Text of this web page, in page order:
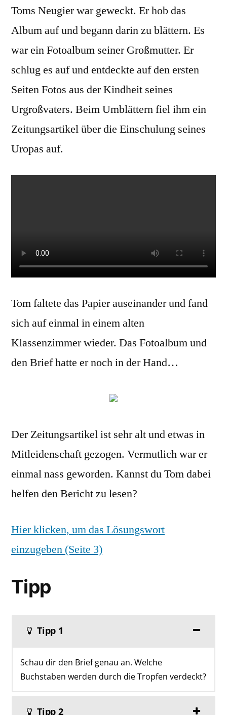
Toms Neugier war geweckt. Er hob das
Album auf und begann darin zu blättern. Es
war ein Fotoalbum seiner Großmutter. Er
schlug es auf und entdeckte auf den ersten
Seiten Fotos aus der Kindheit seines
Urgroßvaters. Beim Umblättern fiel ihm ein
Zeitungsartikel über die Einschulung seines
Uropas auf.
Tom faltete das Papier auseinander und fand
sich auf einmal in einem alten
Klassenzimmer wieder. Das Fotoalbum und
den Brief hatte er noch in der Hand…
Der Zeitungsartikel ist sehr alt und etwas in
Mitleidenschaft gezogen. Vermutlich war er
einmal nass geworden. Kannst du Tom dabei
helfen den Bericht zu lesen?
Hier klicken, um das Lösungswort
einzugeben (Seite 3)
Tipp
Tipp 1
Schau dir den Brief genau an. Welche
Buchstaben werden durch die Tropfen verdeckt?
Tipp 2